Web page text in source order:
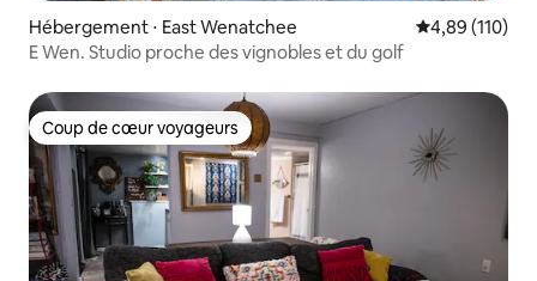
Hébergement ⋅ East Wenatchee Évaluation
4,89 (110)
E Wen. Studio proche des vignobles et du golf
Coup de cœur voyageurs
Coup de cœur voyageurs